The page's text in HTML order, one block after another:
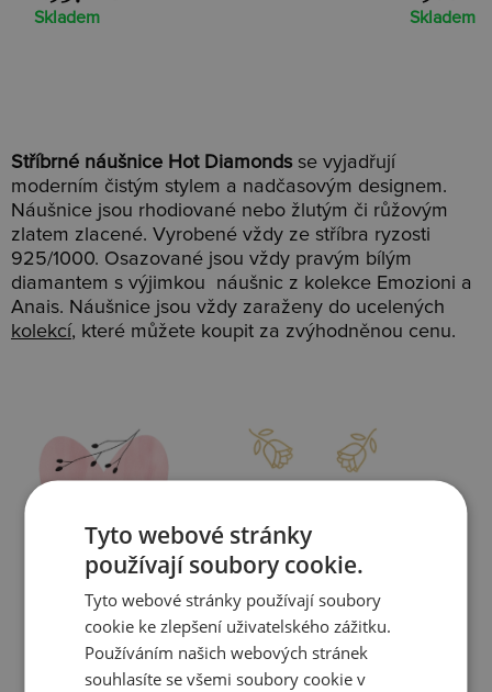
Stříbrné náušnice Hot Diamonds se vyjadřují
moderním čistým stylem a nadčasovým designem.
Náušnice jsou rhodiované nebo žlutým či růžovým
zlatem zlacené. Vyrobené vždy ze stříbra ryzosti
925/1000. Osazované jsou vždy pravým bílým
diamantem s výjimkou náušnic z kolekce Emozioni a
Anais. Náušnice jsou vždy zaraženy do ucelených
kolekcí, které můžete koupit za zvýhodněnou cenu.
Slevy
Zjistit více
Doprava
Zjistit více
Tyto webové stránky
používají soubory cookie.
Tyto webové stránky používají soubory
cookie ke zlepšení uživatelského zážitku.
Používáním našich webových stránek
souhlasíte se všemi soubory cookie v